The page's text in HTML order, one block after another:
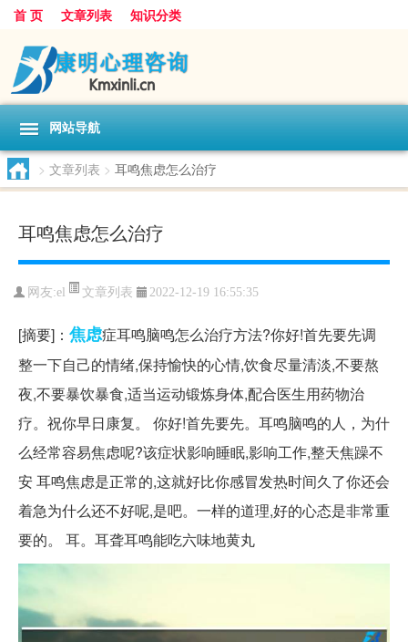
首 页 文章列表 知识分类
网站导航
> 文章列表 > 耳鸣焦虑怎么治疗
耳鸣焦虑怎么治疗
网友:el 文章列表 2022-12-19 16:55:35
[摘要]： 焦虑症耳鸣脑鸣怎么治疗方法?你好!首先要先调
整一下自己的情绪,保持愉快的心情,饮食尽量清淡,不要熬
夜,不要暴饮暴食,适当运动锻炼身体,配合医生用药物治
疗。祝你早日康复。 你好!首先要先。耳鸣脑鸣的人，为什
么经常容易焦虑呢?该症状影响睡眠,影响工作,整天焦躁不
安 耳鸣焦虑是正常的,这就好比你感冒发热时间久了你还会
着急为什么还不好呢,是吧。一样的道理,好的心态是非常重
要的。 耳。耳聋耳鸣能吃六味地黄丸